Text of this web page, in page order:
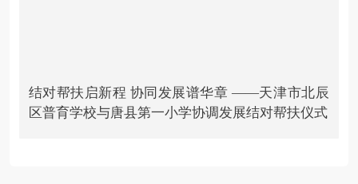
结对帮扶启新程 协同发展谱华章 ——天津市北辰
区普育学校与唐县第一小学协调发展结对帮扶仪式